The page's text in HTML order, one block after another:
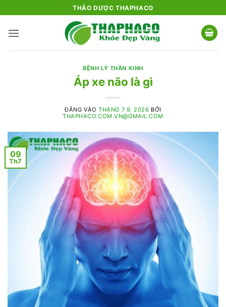
qua
nội
THẢO DƯỢC THAPHACO
BỆNH LÝ THẦN KINH
Áp xe não là gì
ĐĂNG VÀOTHÁNG 7 9, 2026 BỞI
THAPHACO.COM.VN@GMAIL.COM
09
Th7